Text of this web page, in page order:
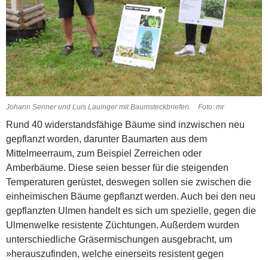
Johann Senner und Luis Lauinger mit Baumsteckbriefen. Foto: mr
Rund 40 widerstandsfähige Bäume sind inzwischen neu
gepflanzt worden, darunter Baum­arten aus dem
Mittelmeerraum, zum Beispiel Zerreichen oder
Amberbäume. Diese seien besser für die steigenden
Temperaturen gerüstet, deswegen sollen sie zwischen die
einheimischen Bäume gepflanzt werden. Auch bei den neu
gepflanzten Ulmen handelt es sich um spezielle, gegen die
Ulmenwelke resistente Züchtungen. Außerdem wurden
unterschiedliche Gräsermischungen ausgebracht, um
»herauszufinden, welche einerseits resistent gegen